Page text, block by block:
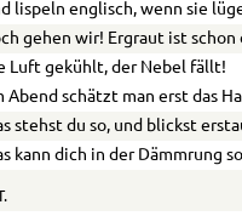
lispeln englisch, wenn sie
gehen wir! Ergraut ist schon
Luft gekühlt, der Nebel fällt!
Abend schätzt man erst das
stehst du so, und blickst
kann dich in der Dämmrung